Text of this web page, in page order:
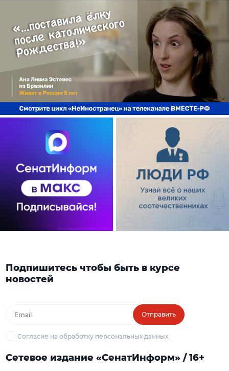
Подпишитесь чтобы быть в курсе
новостей
Отправить
Согласие на обработку персональных данных
Сетевое издание «СенатИнформ» / 16+